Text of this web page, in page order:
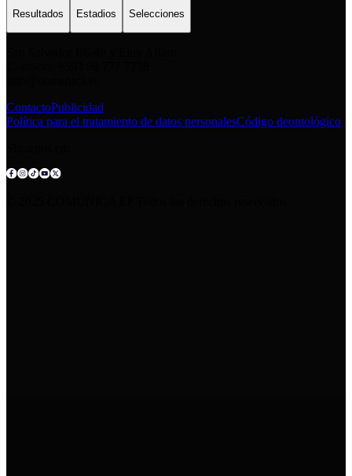
Resultados Estadios Selecciones
ContactoPublicidad
Política para el tratamiento de datos personalesCódigo deontológico